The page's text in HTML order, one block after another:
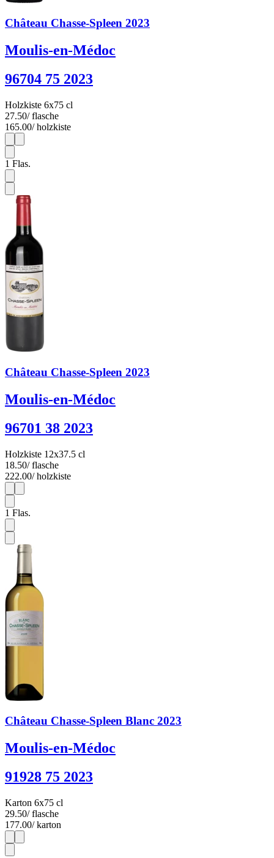
Château Chasse-Spleen 2023
Moulis-en-Médoc
96704 75 2023
Holzkiste 6x75 cl
27.50/ flasche
165.00/ holzkiste
1
1 Flas.
Château Chasse-Spleen 2023
Moulis-en-Médoc
96701 38 2023
Holzkiste 12x37.5 cl
18.50/ flasche
222.00/ holzkiste
1
1 Flas.
Château Chasse-Spleen Blanc 2023
Moulis-en-Médoc
91928 75 2023
Karton 6x75 cl
29.50/ flasche
177.00/ karton
1